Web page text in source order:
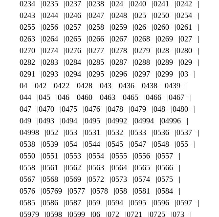
0234 0235 0237 0238 024 0240 0241
0242
0243
0244 0246 0247 0248 025 0250
0254
0255
0256 0257 0258 0259 026 0260
0261
0263
0264 0265 0266 0267 0268 0269
027
0270
0274 0276 0277 0278 0279 028
0280
0282
0283 0284 0285 0287 0288 0289
029
0291
0293 0294 0295 0296 0297 0299
03
04
042 0422 0428 043 0436 0438
0439
044
045 046 0460 0463 0465 0466
0467
047
0470 0475 0476 0478 0479 048
0480
049
0493 0494 0495 04992 04994
04996
04998
052 053 0531 0532 0533 0536
0537
0538
0539 054 0544 0545 0547 0548
055
0550
0551 0553 0554 0555 0556
0557
0558
0561 0562 0563 0564 0565
0566
0567
0568 0569 0572 0573 0574
0575
0576
05769 0577 0578 058 0581
0584
0585
0586 0587 059 0594 0595 0596
0597
05979
0598 0599 06 072 0721 0725
073